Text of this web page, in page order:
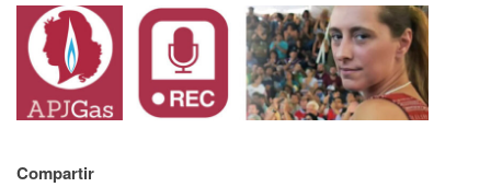
Compartir